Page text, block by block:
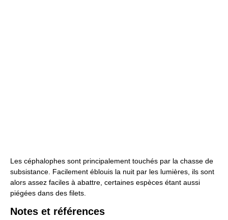
Les céphalophes sont principalement touchés par la chasse de
subsistance. Facilement éblouis la nuit par les lumières, ils sont
alors assez faciles à abattre, certaines espèces étant aussi
piégées dans des filets.
Notes et références